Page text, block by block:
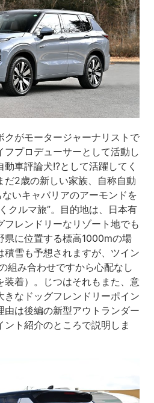
クがモータージャーナリストで
フプロデューサーとして活動し
車評論犬!?として活躍してく
だ2歳の新しい家族、自称自動
いキャバリアのアーモンドを
クルマ旅”。目的地は、日本有
レンドリーなリゾート地でも
県に位置する標高1000mの場
積雪も予想されますが、ツイン
組み合わせですから心配なし
装着）。じつはそれもまた、意
きなドッグフレンドリーポイン
由は後編の新型アウトランダー
ント紹介のところで説明しま